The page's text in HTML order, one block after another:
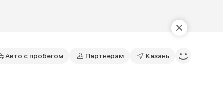
Авто с пробегом Партнерам Казань